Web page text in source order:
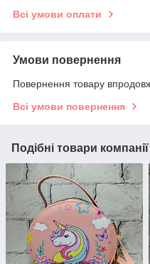
Всі умови оплати
Умови повернення
Повернення товару
Всі умови повернення
Подібні товари компанії